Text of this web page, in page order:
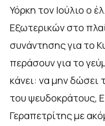
Υόρκη τον Ιούλιο ο
Εξωτερικών στο
συνάντησης για το
περάσουν για το
κάνει: να μην δώσει
του ψευδοκράτους,
Γεραπετρίτης με